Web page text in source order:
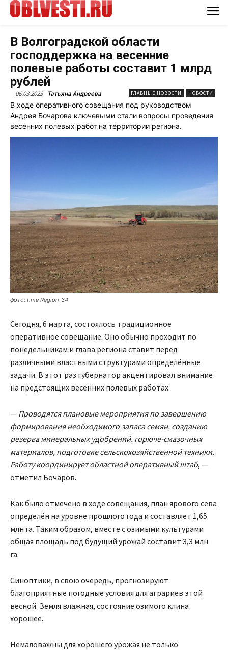
В Волгоградской области
господдержка на весенние
полевые работы составит 1 млрд
рублей
06.03.2023 Татьяна Андреева ГЛАВНЫЕ НОВОСТИ НОВОСТИ
В ходе оперативного совещания под руководством
Андрея Бочарова ключевыми стали вопросы проведения
весенних полевых работ на территории региона.
фото: t.me Region_34
Сегодня, 6 марта, состоялось традиционное
оперативное совещание. Оно обычно проходит по
понедельникам и глава региона ставит перед
различными властными структурами определённые
задачи. В этот раз губернатор акцентировал внимание
на предстоящих весенних полевых работах.
— Проводятся плановые мероприятия по завершению
формирования необходимого запаса семян, созданию
резерва минеральных удобрений, горюче-смазочных
материалов, подготовке сельскохозяйственной техники.
Работу координирует областной оперативный штаб, —
отметил Бочаров.
Как было отмечено в ходе совещания, план ярового сева
определён на уровне прошлого года и составляет 1,65
млн га. Таким образом, вместе с озимыми культурами
общая площадь под будущий урожай составит 3,3 млн
га.
Синоптики, в свою очередь, прогнозируют
благоприятные погодные условия для аграриев этой
весной. Земля влажная, состояние озимого клина
хорошее.
Немаловажны для хорошего урожая не только